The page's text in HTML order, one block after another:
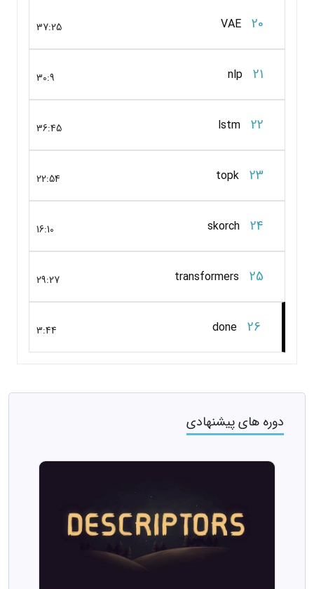
20
VAE
37:25
21
nlp
30:9
22
lstm
36:45
23
topk
22:54
24
skorch
16:10
25
transformers
29:27
26
done
3:44
دوره های پیشنهادی